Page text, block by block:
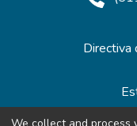
Directiva